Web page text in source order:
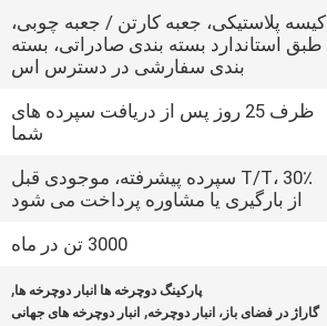
کیسه پلاستیکی، جعبه کارتن / جعبه چوبی،
طبق استاندارد بسته بندی صادراتی، بسته
بندی سفارشی در دسترس اس
ظرف 25 روز پس از دریافت سپرده های
شما
T/T، 30٪ سپرده پیشرفته، موجودی قبل
از بارگیری یا مشاوره پرداخت می شود
3000 تن در ماه
پارکینگ دوچرخه ها انبار دوچرخه ها,
گاراژ در فضای باز، انبار دوچرخه, انبار دوچرخه های جهانی